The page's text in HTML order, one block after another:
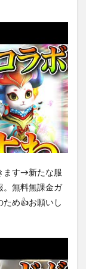
ます→新たな服
。無料無課金ガ
ため👍お願いし